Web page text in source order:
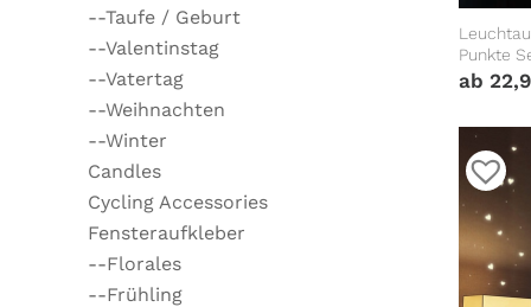
--Taufe / Geburt
--Valentinstag
--Vatertag
--Weihnachten
--Winter
Candles
Cycling Accessories
Fensteraufkleber
--Florales
--Frühling
Punkte
ab